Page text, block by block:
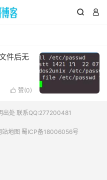
 
件后无
 赞(0)
出处 联系QQ:277200481
站地图 蜀ICP备18006056号